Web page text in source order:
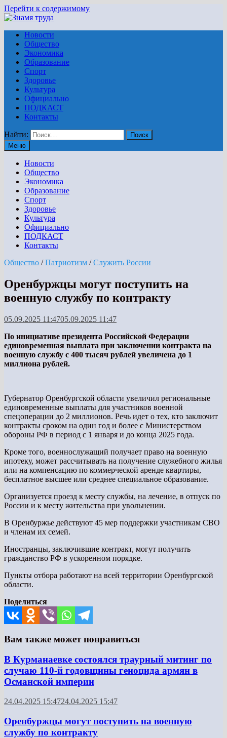
Перейти к содержимому
Новости
Общество
Экономика
Образование
Спорт
Здоровье
Культура
Официально
ПОДКАСТ
Контакты
Найти:
Меню
Новости
Общество
Экономика
Образование
Спорт
Здоровье
Культура
Официально
ПОДКАСТ
Контакты
Общество /Патриотизм /Служить России
Оренбуржцы могут поступить на
военную службу по контракту
05.09.2025 11:4705.09.2025 11:47
По инициативе президента Российской Федерации
единовременная выплата при заключении контракта на
военную службу с 400 тысяч рублей увеличена до 1
миллиона рублей.
Губернатор Оренбургской области увеличил региональные
единовременные выплаты для участников военной
спецоперации до 2 миллионов. Речь идет о тех, кто заключит
контракты сроком на один год и более с Министерством
обороны РФ в период с 1 января и до конца 2025 года.
Кроме того, военнослужащий получает право на военную
ипотеку, может рассчитывать на получение служебного жилья
или на компенсацию по коммерческой аренде квартиры,
бесплатное высшее или среднее специальное образование.
Организуется проезд к месту службы, на лечение, в отпуск по
России и к месту жительства при увольнении.
В Оренбуржье действуют 45 мер поддержки участникам СВО
и членам их семей.
Иностранцы, заключившие контракт, могут получить
гражданство РФ в ускоренном порядке.
Пункты отбора работают на всей территории Оренбургской
области.
Поделиться
Вам также может понравиться
В Курманаевке состоялся траурный митинг по
случаю 110-й годовщины геноцида армян в
Османской империи
24.04.2025 15:4724.04.2025 15:47
Оренбуржцы могут поступить на военную
службу по контракту